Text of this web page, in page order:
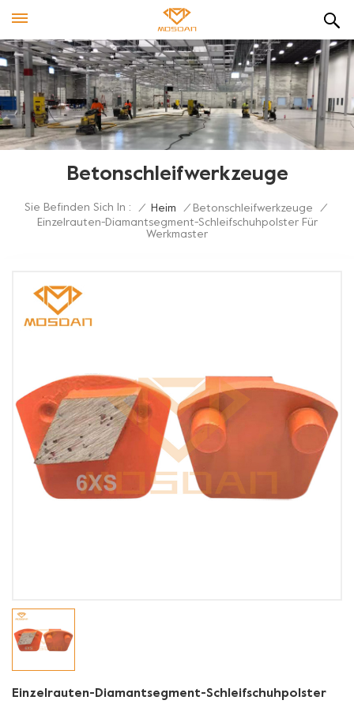
Betonschleifwerkzeuge
Sie Befinden Sich In : / Heim / Betonschleifwerkzeuge
/
Einzelrauten-Diamantsegment-Schleifschuhpolster Für
Werkmaster
Einzelrauten-Diamantsegment-Schleifschuhpolster